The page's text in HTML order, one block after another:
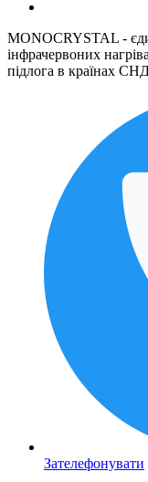
MONOCRYSTAL -
інфрачервоних
підлога в країнах
Зателефонувати